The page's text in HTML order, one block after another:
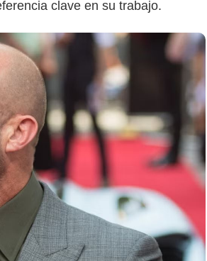
clave en su trabajo.